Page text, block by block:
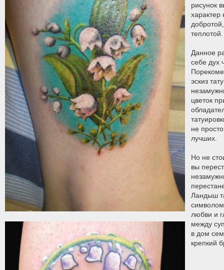
рисунок
характер
теплотой.
Данное
себе дух
эскиз
цветок
не
лучших.
Но не
вы
Ландыш
любви и
между
в дом
крепкий